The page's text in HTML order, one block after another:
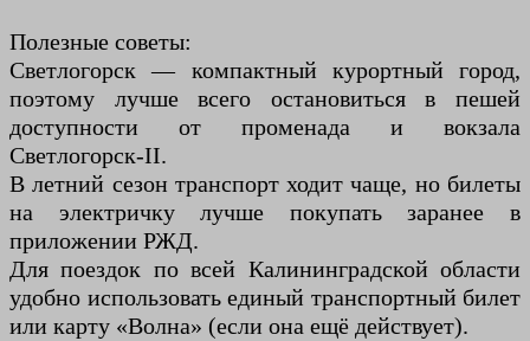
Полезные советы:
Светлогорск — компактный курортный город,
поэтому лучше всего остановиться в пешей
доступности от променада и вокзала
Светлогорск-II.
В летний сезон транспорт ходит чаще, но билеты
на электричку лучше покупать заранее в
приложении РЖД.
Для поездок по всей Калининградской области
удобно использовать единый транспортный билет
или карту «Волна» (если она ещё действует).